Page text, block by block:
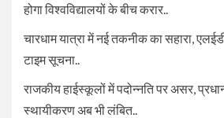
होगा विश्वविद्यालयों के बीच करार..
चारधाम यात्रा में नई तकनीक का सहारा,
टाइम सूचना..
राजकीय हाईस्कूलों में पदोन्नति पर असर,
स्थायीकरण अब भी लंबित..